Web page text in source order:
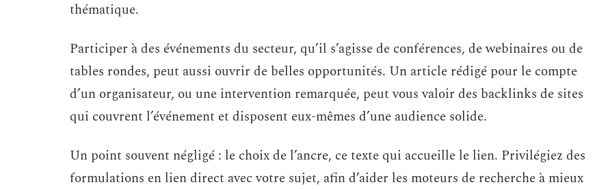
thématique.
Participer à des événements du secteur, qu’il s’agisse de conférences, de webinaires ou de
tables rondes, peut aussi ouvrir de belles opportunités. Un article rédigé pour le compte
d’un organisateur, ou une intervention remarquée, peut vous valoir des backlinks de sites
qui couvrent l’événement et disposent eux-mêmes d’une audience solide.
Un point souvent négligé : le choix de l’ancre, ce texte qui accueille le lien. Privilégiez des
formulations en lien direct avec votre sujet, afin d’aider les moteurs de recherche à mieux